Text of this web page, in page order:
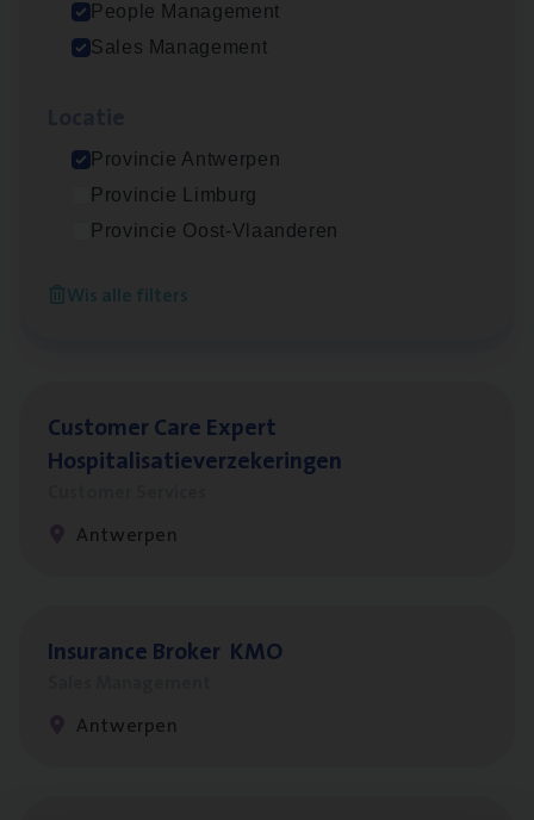
People Management
Sales Management
Provincie Antwerpen
Provincie Limburg
Provincie Oost-Vlaanderen
Wis alle filters
Claims­hand­ler Fleet&
Cor­po­ra­te Insu­ran­ce Bro­ker Property
Antwerpen
Cus­to­mer Care Expert
Hospitalisatieverzekeringen
Antwerpen
Insu­ran­ce Bro­ker KMO
Antwerpen